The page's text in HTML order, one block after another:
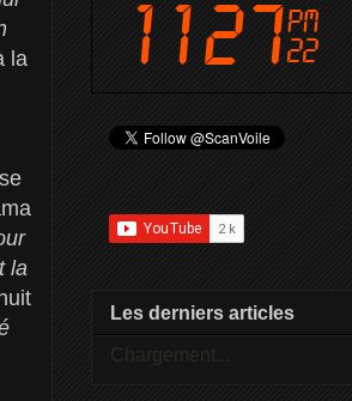
la
la
Les derniers articles
Chargement...